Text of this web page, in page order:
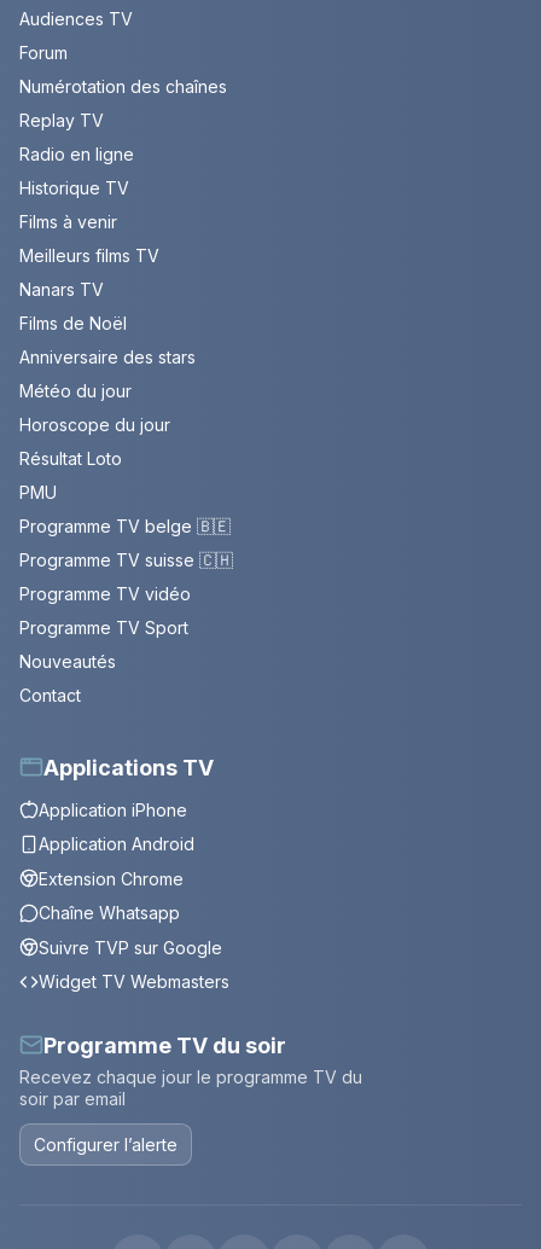
Audiences TV
Forum
Numérotation des chaînes
Replay TV
Radio en ligne
Historique TV
Films à venir
Meilleurs films TV
Nanars TV
Films de Noël
Anniversaire des stars
Météo du jour
Horoscope du jour
Résultat Loto
PMU
Programme TV belge 🇧🇪
Programme TV suisse 🇨🇭
Programme TV vidéo
Programme TV Sport
Nouveautés
Contact
Applications TV
Application iPhone
Application Android
Extension Chrome
Chaîne Whatsapp
Suivre TVP sur Google
Widget TV Webmasters
Programme TV du soir
Recevez chaque jour le programme TV du
soir par email
Configurer l’alerte